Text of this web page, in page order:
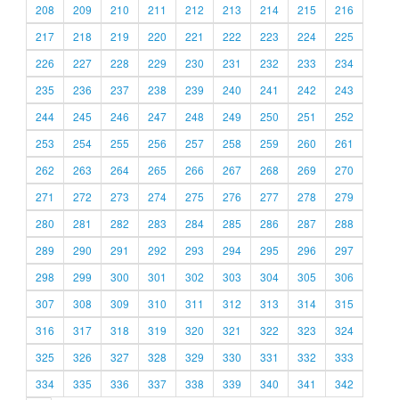
208
209 210 211 212 213 214 215
216
217
218 219 220 221 222 223 224
225
226
227 228 229 230 231 232 233
234
235
236 237 238 239 240 241 242
243
244
245 246 247 248 249 250 251
252
253
254 255 256 257 258 259 260
261
262
263 264 265 266 267 268 269
270
271
272 273 274 275 276 277 278
279
280
281 282 283 284 285 286 287
288
289
290 291 292 293 294 295 296
297
298
299 300 301 302 303 304 305
306
307
308 309 310 311 312 313 314
315
316
317 318 319 320 321 322 323
324
325
326 327 328 329 330 331 332
333
334
335 336 337 338 339 340 341 342